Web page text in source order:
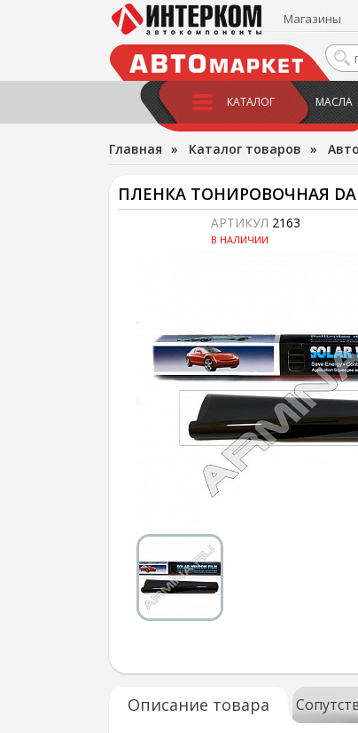
Магазины
КАТАЛОГ МАСЛА
Главная » Каталог товаров »
ПЛЕНКА ТОНИРОВОЧНАЯ
АРТИКУЛ 2163
В НАЛИЧИИ
Описание товара